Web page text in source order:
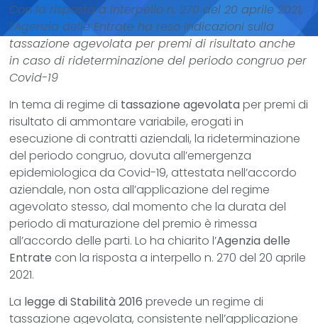
Con la risposta a interpello n. 270 del 20 aprile 2021,
l’Agenzia delle Entrate ha reso indicazioni sulla
tassazione agevolata per premi di risultato anche
in caso di rideterminazione del periodo congruo per
Covid-19
In tema di regime di tassazione agevolataper premi di
risultato di ammontare variabile, erogati in
esecuzione di contratti aziendali, la rideterminazione
del periodo congruo, dovuta all’emergenza
epidemiologica da Covid-19, attestata nell’accordo
aziendale, non osta all’applicazione del regime
agevolato stesso, dal momento che la durata del
periodo di maturazione del premio è rimessa
all’accordo delle parti. Lo ha chiarito l’Agenzia delle
Entrate con la risposta a interpello n. 270 del 20 aprile
2021.
La legge di Stabilità 2016 prevede un regime di
tassazione agevolata, consistente nell’applicazione